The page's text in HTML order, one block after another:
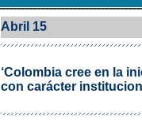
Abril 15
‘Colombia cree en la
con carácter